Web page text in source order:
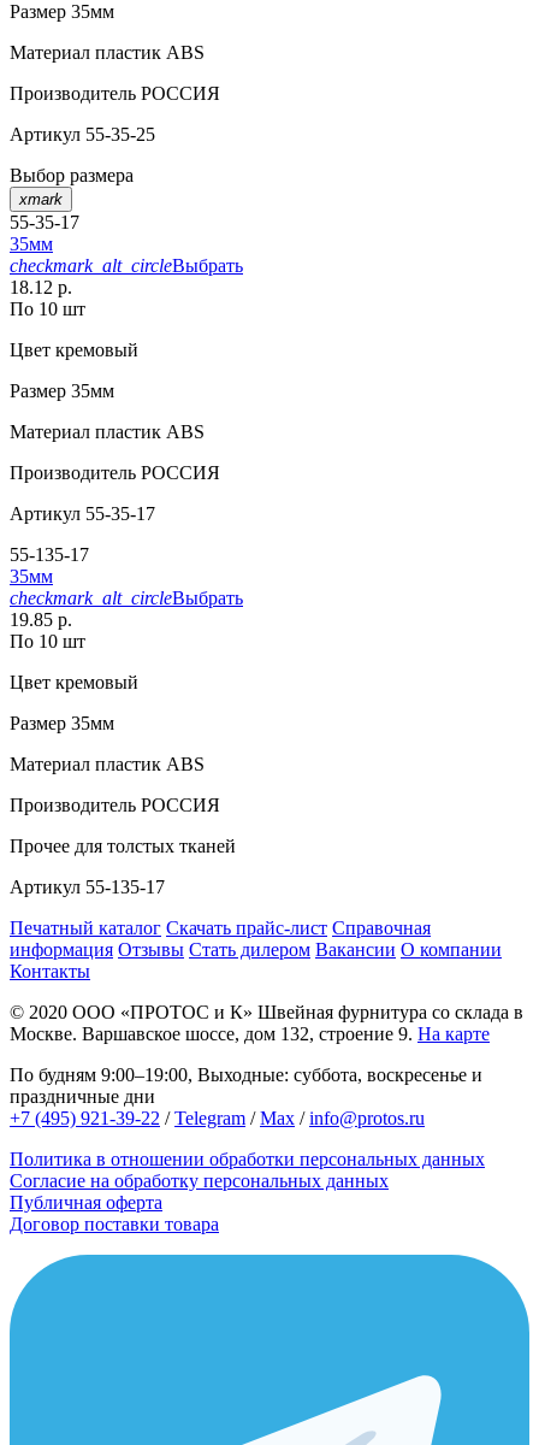
Размер 35мм
Материал пластик АВS
Производитель РОССИЯ
Артикул 55-35-25
Выбор размера
xmark
55-35-17
35мм
checkmark_alt_circleВыбрать
18.12 р.
По 10 шт
Цвет кремовый
Размер 35мм
Материал пластик АВS
Производитель РОССИЯ
Артикул 55-35-17
55-135-17
35мм
checkmark_alt_circleВыбрать
19.85 р.
По 10 шт
Цвет кремовый
Размер 35мм
Материал пластик АВS
Производитель РОССИЯ
Прочее для толстых тканей
Артикул 55-135-17
Печатный каталог Скачать прайс-лист Справочная
информация Отзывы Стать дилером Вакансии О компании
Контакты
© 2020 ООО «ПРОТОС и К» Швейная фурнитура со склада в
Москве. Варшавское шоссе, дом 132, строение 9. На карте
По будням 9:00–19:00, Выходные: суббота, воскресенье и
праздничные дни
+7 (495) 921-39-22 /Telegram /Max /info@protos.ru
Политика в отношении обработки персональных данных
Согласие на обработку персональных данных
Публичная оферта
Договор поставки товара